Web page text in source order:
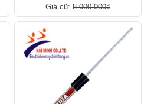
Giá cũ: 8.000.000₫